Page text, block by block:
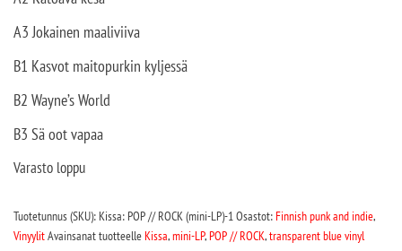
A3 Jokainen maaliviiva
B1 Kasvot maitopurkin kyljessä
B2 Wayne’s World
B3 Sä oot vapaa
Varasto loppu
Tuotetunnus (SKU): Kissa: POP // ROCK (mini-LP)-1Osastot:Finnish punk and indie,
VinyylitAvainsanat tuotteelleKissa,mini-LP,POP // ROCK,transparent blue vinyl